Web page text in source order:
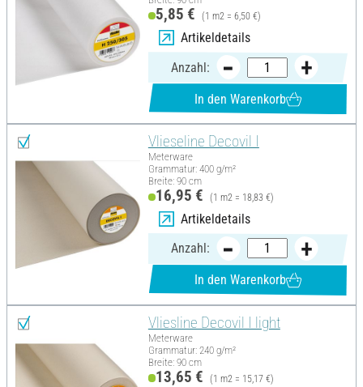
5,85 € (1 m2 = 6,50 €)
Artikeldetails
Anzahl:
In den Warenkorb
Vlieseline Decovil I
Meterware
Grammatur: 400 g/m²
Breite: 90 cm
16,95 € (1 m2 = 18,83 €)
Artikeldetails
Anzahl:
In den Warenkorb
Vliesline Decovil I light
Meterware
Grammatur: 240 g/m²
Breite: 90 cm
13,65 € (1 m2 = 15,17 €)